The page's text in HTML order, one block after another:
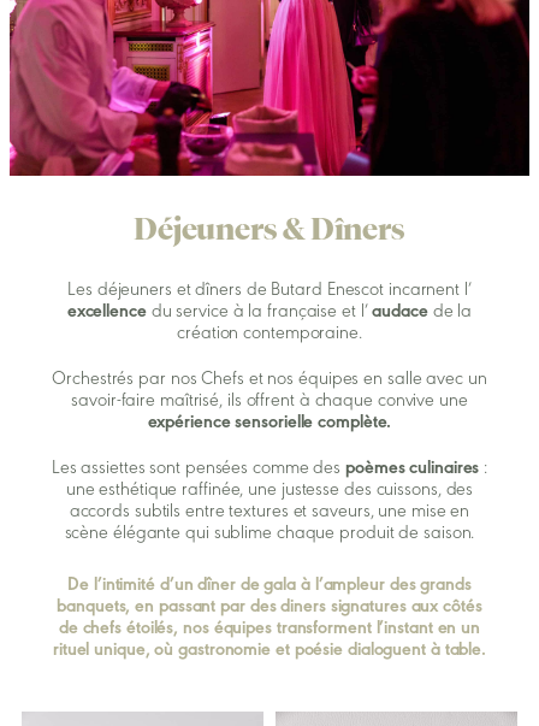
Déjeuners & Dîners
Les déjeuners et dîners de Butard Enescot incarnent l’
excellencedu service à la française et l’audacede la
création contemporaine.
Orchestrés par nos Chefs et nos équipes en salle avec un
savoir-faire maîtrisé, ils offrent à chaque convive une
expérience sensorielle complète.
Les assiettes sont pensées comme despoèmes culinaires :
une esthétique raffinée, une justesse des cuissons, des
accords subtils entre textures et saveurs, une mise en
scène élégante qui sublime chaque produit de saison.
De l’intimité d’un dîner de gala à l’ampleur des grands
banquets, en passant par des diners signatures aux côtés
de chefs étoilés, nos équipes transforment l’instant en un
rituel unique, où gastronomie et poésie dialoguent à table.